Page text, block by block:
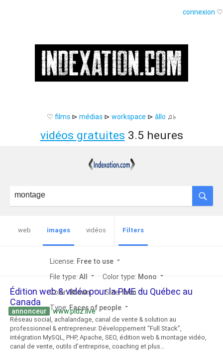
connexion ♡
♡ films ⊳ médias ⊳ workspace ⊳ âllo ♫♭
vidéos gratuites 3.5 heures
web images vidéos Filters
License: Free to use arrow_drop_down
File type: All arrow_drop_down Color type: Mono arrow_drop_down
Color:Brown arrow_drop_down Size:Icon arrow_drop_down
Type:Faces of people arrow_drop_down
Édition web & vidéo pour la PME du Québec au
Canada
annonceur www.pidz.live
Réseau social, achalandage, canal de vente & solution au
professionnel & entrepreneur. Développement “Full Stack”,
intégration MySQL, PHP, Apache, SEO, édition web & montage vidéo,
canal de vente, outils d'entreprise, coaching et plus…